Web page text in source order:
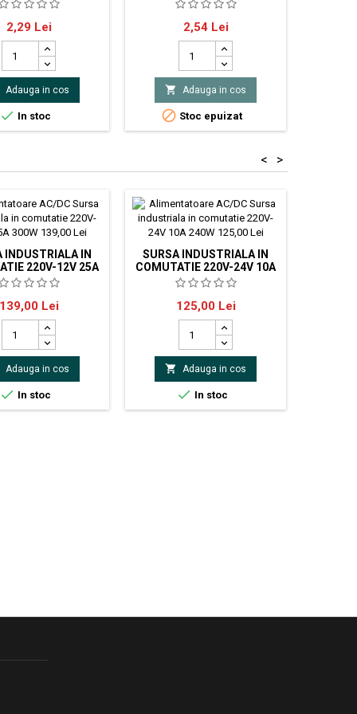
stereo 100K
lungime ax: 20mm
Pret
2,29 Lei
Adauga in cos
 In stoc
Carcasă: cu panou; A:34mm;
B:50mm; C:70mm; polistiren;
neagră
Pret
2,54 Lei
 Adauga in cos
 Stoc epuizat
>
<
INDUSTRIALA IN
220V-12V 25A
300W
alimentare metalica
25A Tensiunea de
220 VAC Iesire: 12V
de iesire se poate
in limita a ±10%
Pret
139,00 Lei
Adauga in cos
 In stoc
SURSA INDUSTRIALA IN
COMUTATIE 220V-24V 10A
240W
Sursa de alimentare metalica
24V 240W 10A Tensiunea de
intrare 220 VAC Iesire: 24V
Tensiunea de iesire se poate
regla in limita a ±10%
Pret
125,00 Lei
 Adauga in cos
 In stoc